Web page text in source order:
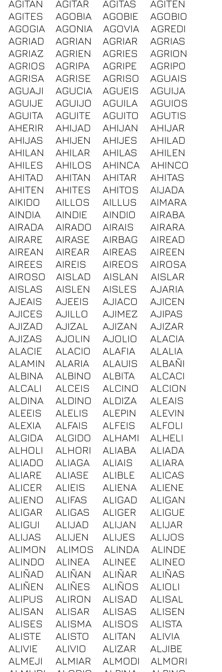
AGITAN AGITAR AGITAS
AGITEN
AGITES
AGOBIA AGOBIE
AGOBIO
AGOGIA
AGONIA AGOVIA
AGREDI
AGRIAD
AGRIAN AGRIAR
AGRIAS
AGRIAZ
AGRIEN AGRIES
AGRION
AGRIOS
AGRIPA AGRIPE
AGRIPO
AGRISA
AGRISE AGRISO
AGUAIS
AGUAJI
AGUCIA AGUEIS
AGUIJA
AGUIJE
AGUIJO AGUILA
AGUIOS
AGUITA
AGUITE AGUITO
AGUTIS
AHERIR
AHIJAD AHIJAN
AHIJAR
AHIJAS
AHIJEN AHIJES
AHILAD
AHILAN
AHILAR AHILAS
AHILEN
AHILES
AHILOS AHINCA
AHINCO
AHITAD
AHITAN AHITAR
AHITAS
AHITEN
AHITES AHITOS
AIJADA
AIKIDO
AILLOS AILLUS
AIMARA
AINDIA
AINDIE AINDIO
AIRABA
AIRADA
AIRADO AIRAIS
AIRARA
AIRARE
AIRASE AIRBAG
AIREAD
AIREAN
AIREAR AIREAS
AIREEN
AIREES
AIREIS AIREOS
AIROSA
AIROSO
AISLAD AISLAN
AISLAR
AISLAS
AISLEN AISLES
AJARIA
AJEAIS
AJEEIS AJIACO
AJICEN
AJICES
AJILLO AJIMEZ
AJIPAS
AJIZAD
AJIZAL AJIZAN
AJIZAR
AJIZAS
AJOLIN AJOLIO
ALACIA
ALACIE
ALACIO ALAFIA
ALALIA
ALAMIN
ALARIA ALAUIS
ALBAÑI
ALBINA
ALBINO ALBITA
ALCACI
ALCALI
ALCEIS ALCINO
ALCION
ALDINA
ALDINO ALDIZA
ALEAIS
ALEEIS
ALELIS ALEPIN
ALEVIN
ALEXIA
ALFAIS ALFEIS
ALFOLI
ALGIDA
ALGIDO ALHAMI
ALHELI
ALHOLI
ALHORI ALIABA
ALIADA
ALIADO
ALIAGA ALIAIS
ALIARA
ALIARE
ALIASE ALIBLE
ALICAS
ALICER
ALIEIS ALIENA
ALIENE
ALIENO
ALIFAS ALIGAD
ALIGAN
ALIGAR
ALIGAS ALIGER
ALIGUE
ALIGUI
ALIJAD ALIJAN
ALIJAR
ALIJAS
ALIJEN ALIJES
ALIJOS
ALIMON
ALIMOS ALINDA
ALINDE
ALINDO
ALINEA ALINEE
ALINEO
ALIÑAD
ALIÑAN ALIÑAR
ALIÑAS
ALIÑEN
ALIÑES ALIÑOS
ALIOLI
ALIPUS
ALIRON ALISAD
ALISAL
ALISAN
ALISAR ALISAS
ALISEN
ALISES
ALISMA ALISOS
ALISTA
ALISTE
ALISTO ALITAN
ALIVIA
ALIVIE
ALIVIO ALIZAR
ALJIBE
ALMEJI
ALMIAR ALMODI
ALMORI